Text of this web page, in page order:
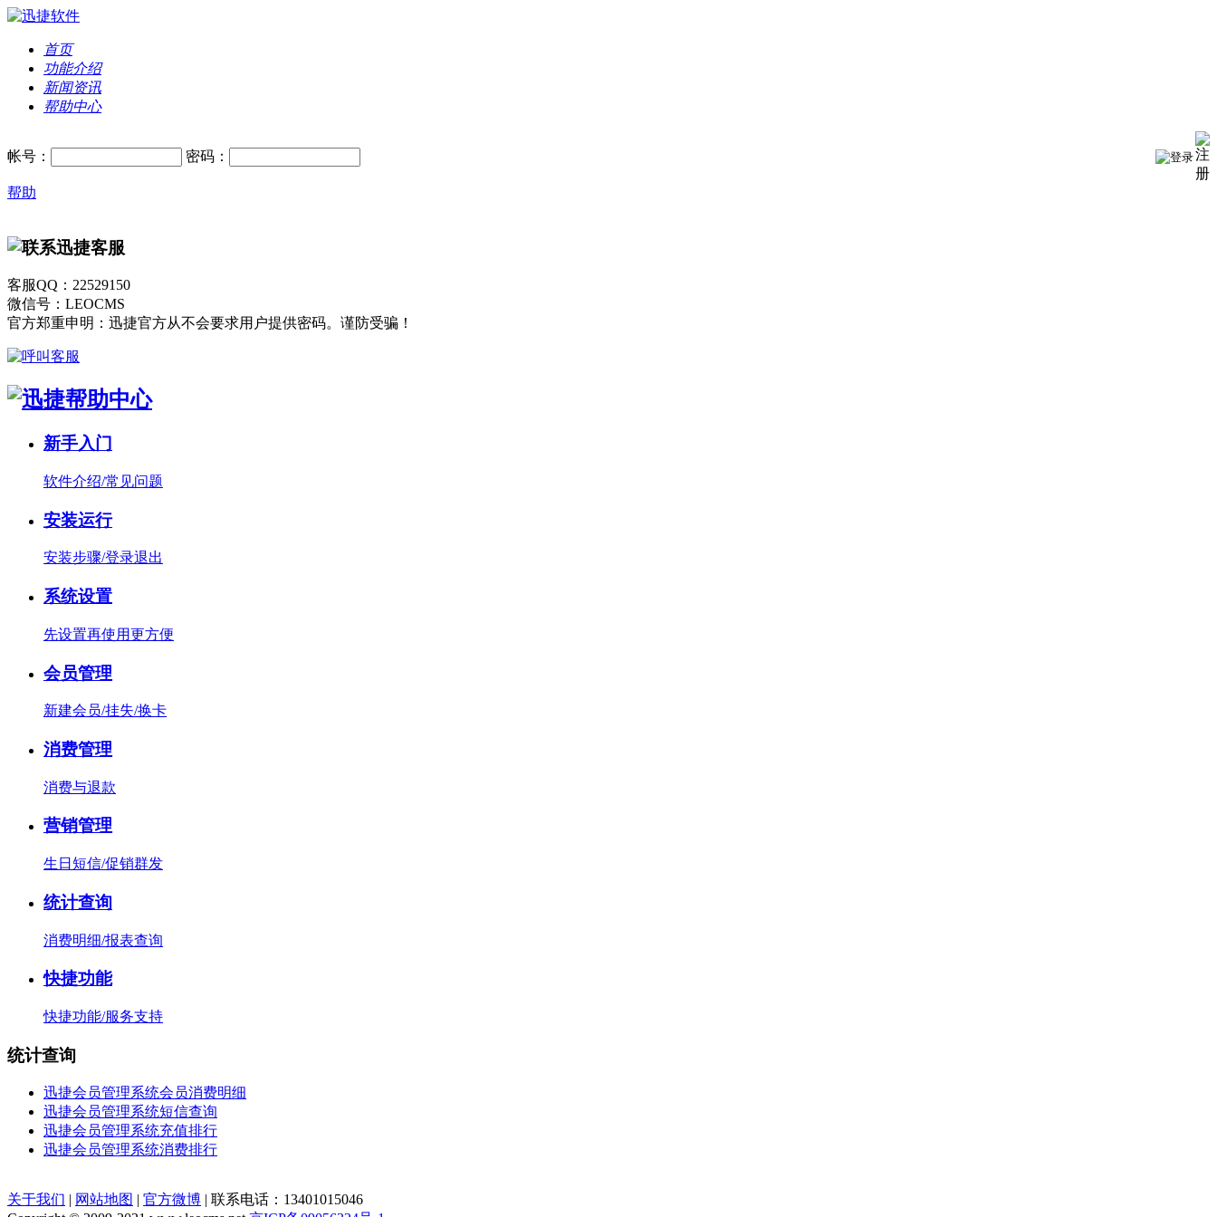
首页
功能介绍
新闻资讯
帮助中心
帐号： 密码：
帮助
客服QQ：22529150
微信号：LEOCMS
官方郑重申明：迅捷官方从不会要求用户提供密码。谨防受骗！
新手入门
软件介绍/常见问题
安装运行
安装步骤/登录退出
系统设置
先设置再使用更方便
会员管理
新建会员/挂失/换卡
消费管理
消费与退款
营销管理
生日短信/促销群发
统计查询
消费明细/报表查询
快捷功能
快捷功能/服务支持
统计查询
迅捷会员管理系统会员消费明细
迅捷会员管理系统短信查询
迅捷会员管理系统充值排行
迅捷会员管理系统消费排行
关于我们 网站地图 官方微博 | 联系电话：13401015046